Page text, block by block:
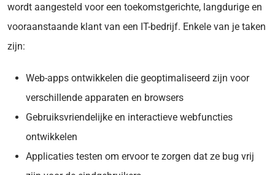
wordt aangesteld voor een toekomstgerichte, langdurige en
vooraanstaande klant van een IT-bedrijf. Enkele van je taken
zijn:
Web-apps ontwikkelen die geoptimaliseerd zijn voor
verschillende apparaten en browsers
Gebruiksvriendelijke en interactieve webfuncties
ontwikkelen
Applicaties testen om ervoor te zorgen dat ze bug vrij